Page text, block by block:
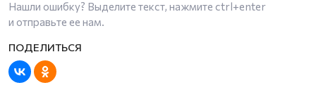
Нашли ошибку? Выделите текст, нажмите ctrl+enter
и отправьте ее нам.